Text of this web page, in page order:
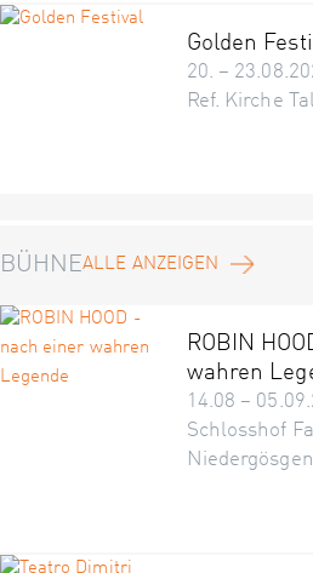
Golden
20. –
Ref. Kirche
BÜHNEALLE ANZEIGEN
ROBIN
wahren
14.08 –
Schlosshof
Niedergösgen